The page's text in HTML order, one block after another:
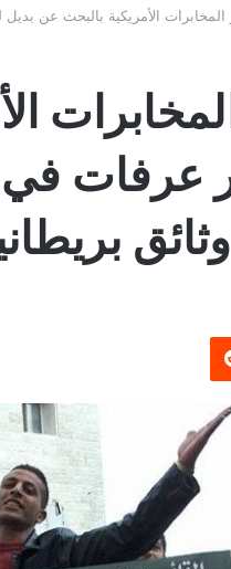
الأمريكية بالبحث عن
عرفات في